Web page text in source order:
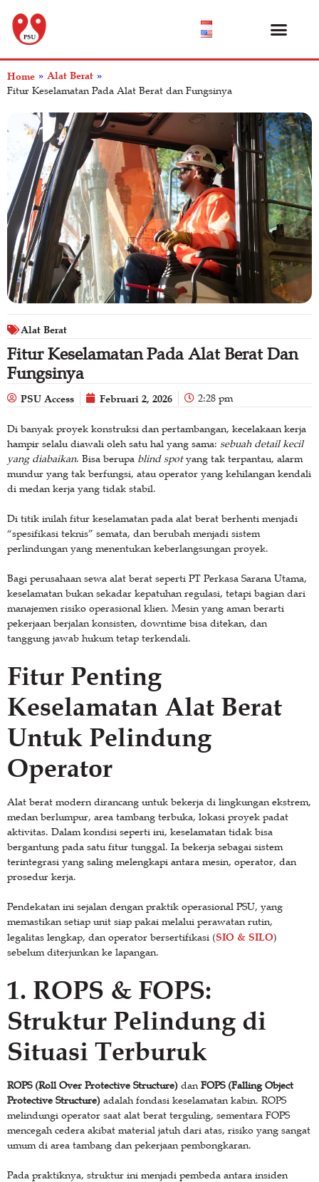
Home » Alat Berat »
Fitur Keselamatan Pada Alat Berat dan Fungsinya
Alat Berat
Fitur Keselamatan Pada Alat Berat Dan
Fungsinya
PSU Access Februari 2, 2026 2:28 pm
Di banyak proyek konstruksi dan pertambangan, kecelakaan kerja
hampir selalu diawali oleh satu hal yang sama: sebuah detail kecil
yang diabaikan. Bisa berupa blind spotyang tak terpantau, alarm
mundur yang tak berfungsi, atau operator yang kehilangan kendali
di medan kerja yang tidak stabil.
Di titik inilah fitur keselamatan pada alat berat berhenti menjadi
“spesifikasi teknis” semata, dan berubah menjadi sistem
perlindungan yang menentukan keberlangsungan proyek.
Bagi perusahaan sewa alat berat seperti PT Perkasa Sarana Utama,
keselamatan bukan sekadar kepatuhan regulasi, tetapi bagian dari
manajemen risiko operasional klien. Mesin yang aman berarti
pekerjaan berjalan konsisten, downtime bisa ditekan, dan
tanggung jawab hukum tetap terkendali.
Fitur Penting
Keselamatan Alat Berat
Untuk Pelindung
Operator
Alat berat modern dirancang untuk bekerja di lingkungan ekstrem,
medan berlumpur, area tambang terbuka, lokasi proyek padat
aktivitas. Dalam kondisi seperti ini, keselamatan tidak bisa
bergantung pada satu fitur tunggal. Ia bekerja sebagai sistem
terintegrasi yang saling melengkapi antara mesin, operator, dan
prosedur kerja.
Pendekatan ini sejalan dengan praktik operasional PSU, yang
memastikan setiap unit siap pakai melalui perawatan rutin,
legalitas lengkap, dan operator bersertifikasi (SIO & SILO)
sebelum diterjunkan ke lapangan.
1. ROPS & FOPS:
Struktur Pelindung di
Situasi Terburuk
ROPS (Roll Over Protective Structure) danFOPS (Falling Object
Protective Structure) adalah fondasi keselamatan kabin. ROPS
melindungi operator saat alat berat terguling, sementara FOPS
mencegah cedera akibat material jatuh dari atas, risiko yang sangat
umum di area tambang dan pekerjaan pembongkaran.
Pada praktiknya, struktur ini menjadi pembeda antara insiden